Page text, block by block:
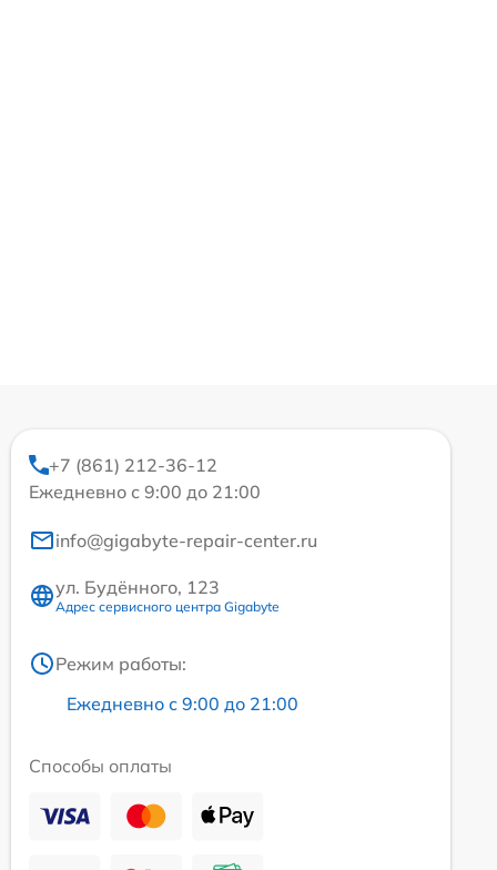
+7 (861) 212-36-12
Ежедневно с 9:00 до 21:00
info@gigabyte-repair-center.ru
ул. Будённого, 123
Адрес сервисного центра Gigabyte
Режим работы:
Ежедневно с 9:00 до 21:00
Способы оплаты